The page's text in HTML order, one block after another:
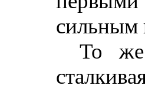
сильным
То